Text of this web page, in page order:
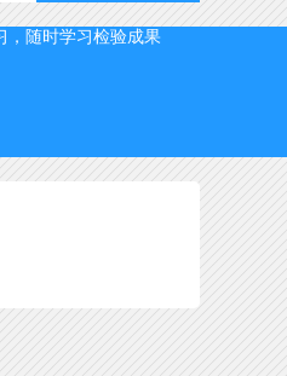
，随时学习检验成果